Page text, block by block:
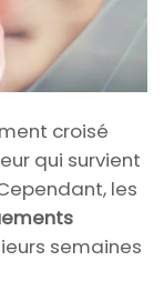
croisé
qui survient
les
semaines